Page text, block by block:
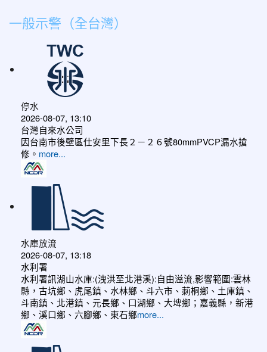
一般示警（全台灣）
停水
2026-08-07, 13:10
台灣自來水公司
因台南市後壁區仕安里下長２－２６號80mmPVCP漏水搶
修。 more...
水庫放流
2026-08-07, 13:18
水利署
水利署訊湖山水庫:(洩洪至北港溪):自由溢流,影響範圍:雲林
縣，古坑鄉、虎尾鎮、水林鄉、斗六市、莿桐鄉、土庫鎮、
斗南鎮、北港鎮、元長鄉、口湖鄉、大埤鄉；嘉義縣，新港
鄉、溪口鄉、六腳鄉、東石鄉more...